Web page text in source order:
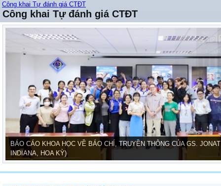
Công khai Tự đánh giá CTĐT
Công khai Tự đánh giá CTĐT
BÁO CÁO KHOA HỌC VỀ BÁO CHÍ, TRUYỀN THÔNG CỦA GS.
INDIANA, HOA KỲ)